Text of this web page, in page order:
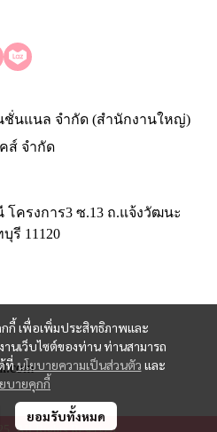
กกี้ เพื่อเพิ่มประสิทธิภาพและ
นเว็บไซต์ของท่าน ท่านสามารถ
ที่นโยบายความเป็นส่วนตัว และ
บายคุกกี้
ยอมรับทั้งหมด
ชั่นแนล จำกัด (สำนักงานใหญ่)
ส์ จำกัด
โครงการ3 ซ.13 ถ.แจ้งวัฒนะ
รี 11120